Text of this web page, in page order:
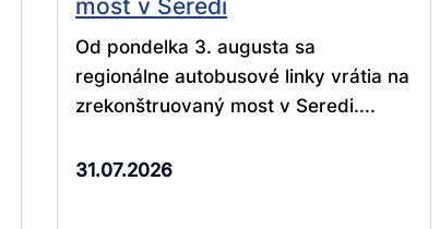
Od pondelka 3. augusta sa
regionálne autobusové linky vrátia na
zrekonštruovaný most v Seredi....
31.07.2026